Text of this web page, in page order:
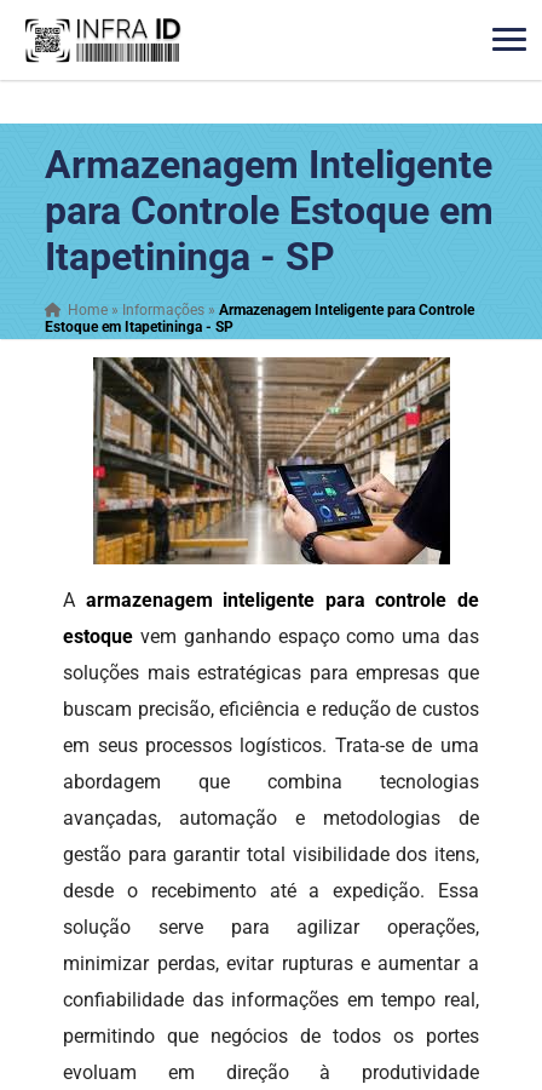
Armazenagem Inteligente
para Controle Estoque em
Itapetininga - SP
Home » Informações »Armazenagem Inteligente para Controle
Estoque em Itapetininga - SP
A armazenagem inteligente para controle de
estoque vem ganhando espaço como uma das
soluções mais estratégicas para empresas que
buscam precisão, eficiência e redução de custos
em seus processos logísticos. Trata-se de uma
abordagem que combina tecnologias
avançadas, automação e metodologias de
gestão para garantir total visibilidade dos itens,
desde o recebimento até a expedição. Essa
solução serve para agilizar operações,
minimizar perdas, evitar rupturas e aumentar a
confiabilidade das informações em tempo real,
permitindo que negócios de todos os portes
evoluam em direção à produtividade